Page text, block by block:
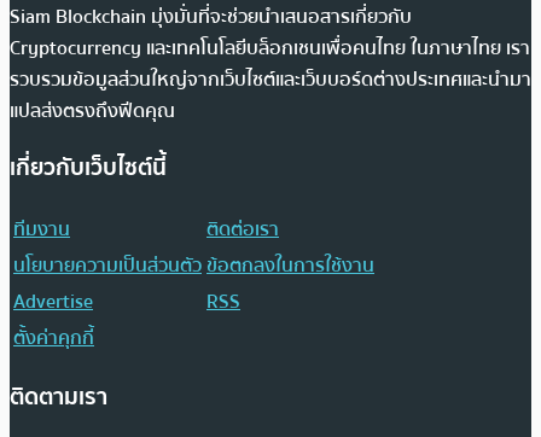
Siam Blockchain มุ่งมั่นที่จะช่วยนำเสนอสารเกี่ยวกับ
Cryptocurrency และเทคโนโลยีบล็อกเชนเพื่อคนไทย ในภาษาไทย เรา
รวบรวมข้อมูลส่วนใหญ่จากเว็บไซต์และเว็บบอร์ดต่างประเทศและนำมา
แปลส่งตรงถึงฟีดคุณ
เกี่ยวกับเว็บไซต์นี้
ทีมงาน
ติดต่อเรา
นโยบายความเป็นส่วนตัวข้อตกลงในการใช้งาน
Advertise
RSS
ตั้งค่าคุกกี้
ติดตามเรา